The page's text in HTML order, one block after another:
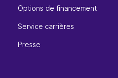
Options de financement
Service carrières
Presse